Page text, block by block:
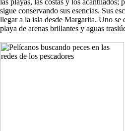
las playas, las costas y los acantilados;
sigue conservando sus esencias. Sus
llegar a la isla desde Margarita. Uno se
playa de arenas brillantes y aguas